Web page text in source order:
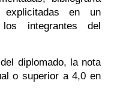
en un
integrantes del
diplomado, la nota
o superior a 4,0 en